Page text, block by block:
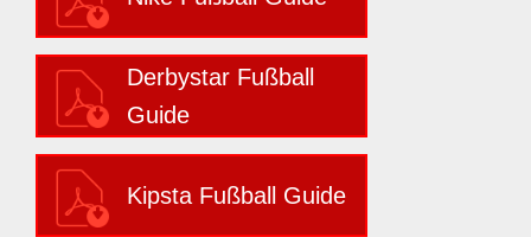
Derbystar Fußball
Guide
Kipsta Fußball Guide